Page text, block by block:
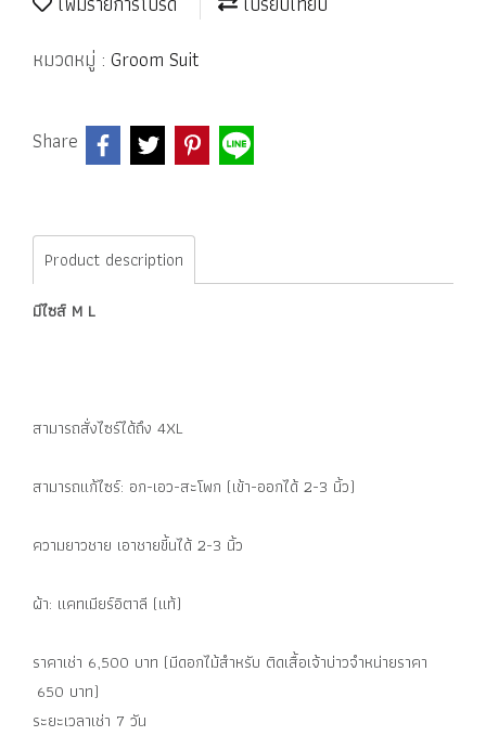
หมวดหมู่ : Groom Suit
Share
Product description
มีไซส์ M L
สามารถสั่งไซร์ได้ถึง 4XL
สามารถแก้ไซร์: อก-เอว-สะโพก (เข้า-ออกได้ 2-3 นิ้ว)
ความยาวชาย เอาชายขี้นได้ 2-3 นิ้ว
ผ้า: แคทเมียร์อิตาลี (แท้)
ราคาเช่า 6,500 บาท (มีดอกไม้สำหรับ ติดเสื้อเจ้าบ่าวจำหน่ายราคา
650 บาท)
ระยะเวลาเช่า 7 วัน